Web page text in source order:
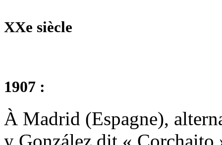
XXe siècle
1907 :
À Madrid (Espagne),
y González dit « Corchaito